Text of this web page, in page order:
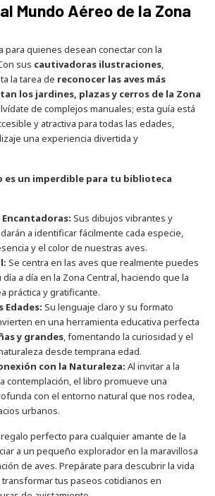
Mundo Aéreo de la Zona
para quienes desean conectar con la
sus cautivadoras ilustraciones,
la tarea de reconocer las aves más
los jardines, plazas y cerros de la Zona
de complejos manuales; esta guía está
y atractiva para todas las edades,
una experiencia divertida y
es un imperdible para tu biblioteca
Sus dibujos vibrantes y
a identificar fácilmente cada especie,
y el color de nuestras aves.
Se centra en las aves que realmente puedes
a día en la Zona Central, haciendo que la
práctica y gratificante.
Edades: Su lenguaje claro y su formato
en una herramienta educativa perfecta
y grandes, fomentando la curiosidad y el
desde temprana edad.
con la Naturaleza: Al invitar a la
contemplación, el libro promueve una
con el entorno natural que nos rodea,
urbanos.
perfecto para cualquier amante de la
a un pequeño explorador en la maravillosa
de aves. Prepárate para descubrir la vida
tus paseos cotidianos en